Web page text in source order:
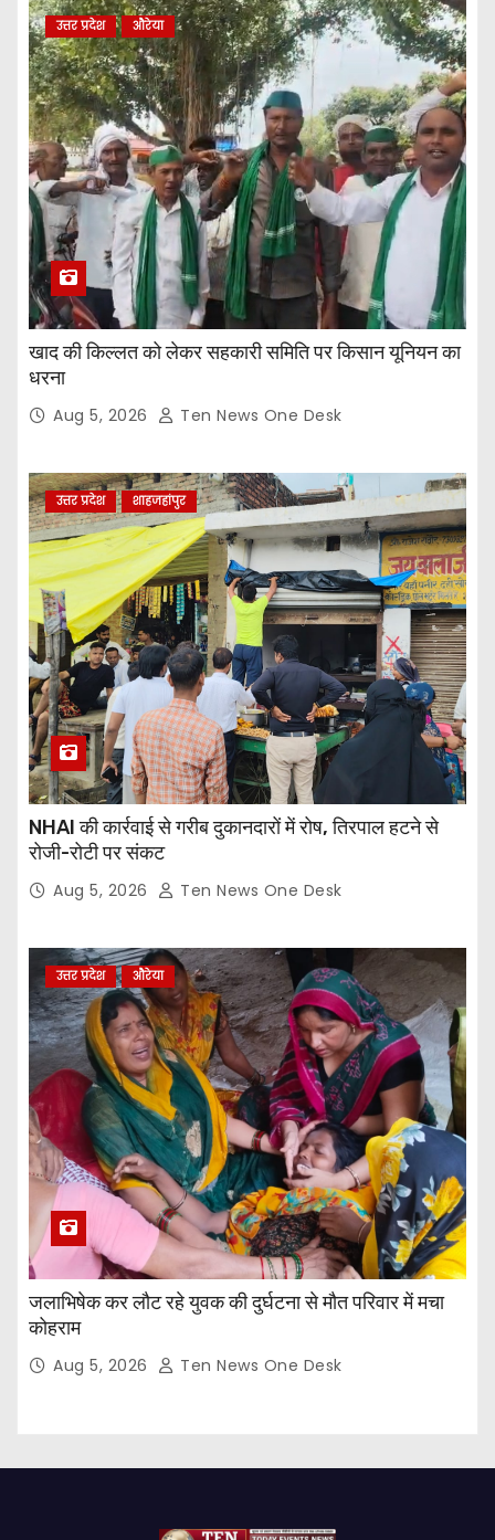
उत्तर प्रदेश औरेया
खाद की किल्लत को लेकर सहकारी समिति पर किसान यूनियन का
धरना
Aug 5, 2026 Ten News One Desk
उत्तर प्रदेश शाहजहांपुर
NHAI की कार्रवाई से गरीब दुकानदारों में रोष, तिरपाल हटने से
रोजी-रोटी पर संकट
Aug 5, 2026 Ten News One Desk
उत्तर प्रदेश औरेया
जलाभिषेक कर लौट रहे युवक की दुर्घटना से मौत परिवार में मचा
कोहराम
Aug 5, 2026 Ten News One Desk